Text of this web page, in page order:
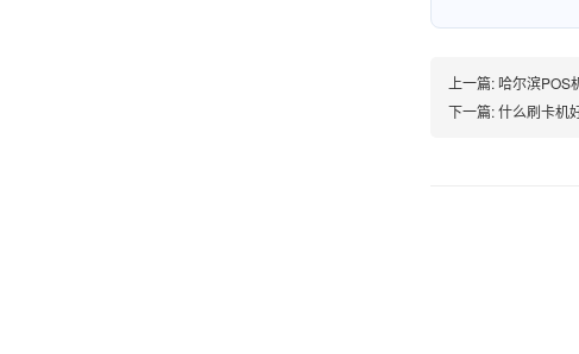
上一篇:哈尔滨POS
下一篇:什么刷卡机